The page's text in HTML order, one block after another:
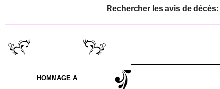
Rechercher les avis de décès:
HOMMAGE A